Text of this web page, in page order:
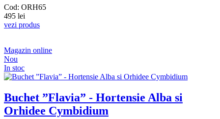
Cod: ORH65
495 lei
vezi produs
Magazin online
Nou
In stoc
Buchet ”Flavia” - Hortensie Alba si
Orhidee Cymbidium